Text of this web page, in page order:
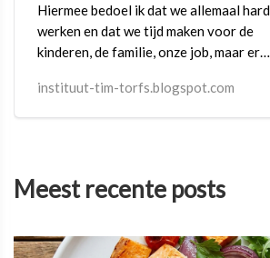
Hiermee bedoel ik dat we allemaal hard
werken en dat we tijd maken voor de
kinderen, de familie, onze job, maar er
instituut-tim-torfs.blogspot.com
Meest recente posts